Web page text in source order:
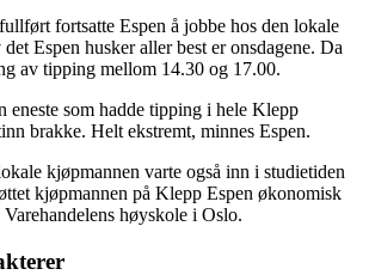
fortsatte Espen å jobbe hos den lokale
Espen husker aller best er onsdagene. Da
av tipping mellom 14.30 og 17.00.
eneste som hadde tipping i hele Klepp
brakke. Helt ekstremt, minnes Espen.
kjøpmannen varte også inn i studietiden
kjøpmannen på Klepp Espen økonomisk
høyskole i Oslo.